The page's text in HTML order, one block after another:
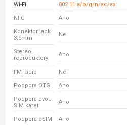
Wi-Fi 802.11 a/b/g/n/ac/ax
NFC Ano
Konektor jack
3,5mm
Ne
Stereo
reproduktory
Ano
FM rádio Ne
Podpora OTG Ano
Podpora dvou
SIM karet
Ano
Podpora eSIM Ano